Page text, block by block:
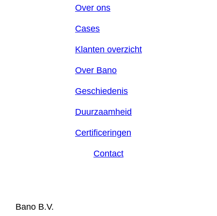
Over ons
Cases
Klanten overzicht
Over Bano
Geschiedenis
Duurzaamheid
Certificeringen
Contact
Bano B.V.